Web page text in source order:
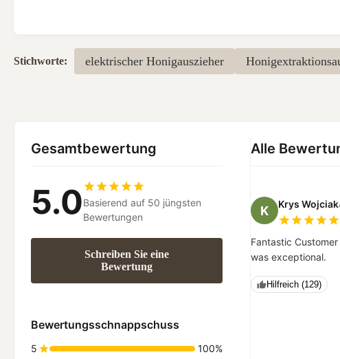
Stichworte: elektrischer Honigauszieher
Gesamtbewertung
5.0Basierend auf 50 jüngsten
Bewertungen
Schreiben Sie eine
Bewertung
Bewertungsschnappschuss
5 100%
Alle
K Krys Wojciak
Fantastic
was exceptional.
Hilfreich (129)